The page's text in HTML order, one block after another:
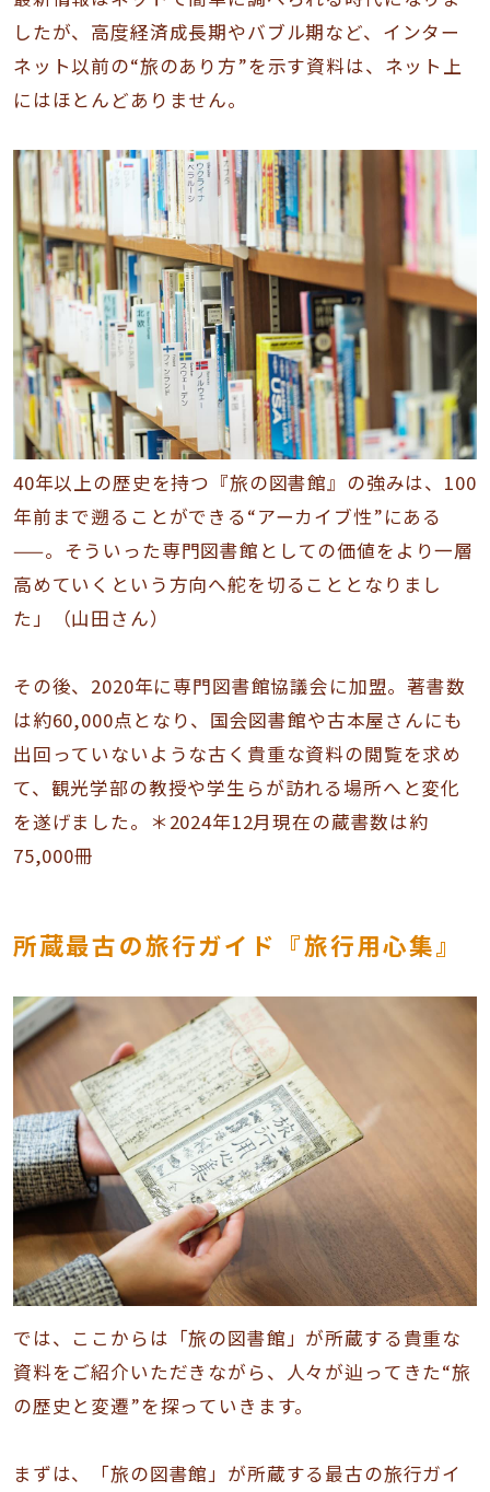
したが、高度経済成長期やバブル期など、インター
ネット以前の“旅のあり方”を示す資料は、ネット上
にはほとんどありません。
40年以上の歴史を持つ『旅の図書館』の強みは、100
年前まで遡ることができる“アーカイブ性”にある
——。そういった専門図書館としての価値をより一層
高めていくという方向へ舵を切ることとなりまし
た」（山田さん）
その後、2020年に専門図書館協議会に加盟。著書数
は約60,000点となり、国会図書館や古本屋さんにも
出回っていないような古く貴重な資料の閲覧を求め
て、観光学部の教授や学生らが訪れる場所へと変化
を遂げました。＊2024年12月現在の蔵書数は約
75,000冊
​​所蔵最古の旅行ガイド『旅行用心集』​​​
では、ここからは「旅の図書館」が所蔵する貴重な
資料をご紹介いただきながら、人々が辿ってきた“旅
の歴史と変遷”を探っていきます。
まずは、「旅の図書館」が所蔵する最古の旅行ガイ